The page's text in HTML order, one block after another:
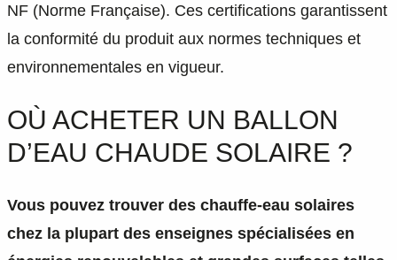
NF (Norme Française). Ces certifications garantissent
la conformité du produit aux normes techniques et
environnementales en vigueur.
OÙ ACHETER UN BALLON
D’EAU CHAUDE SOLAIRE ?
Vous pouvez trouver des chauffe-eau solaires
chez la plupart des enseignes spécialisées en